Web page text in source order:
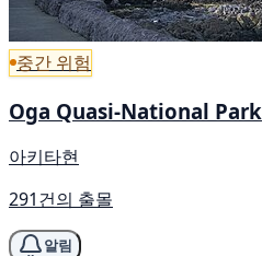
중간 위험
Oga Quasi-National Park
아키타현
291건의 출몰
알림